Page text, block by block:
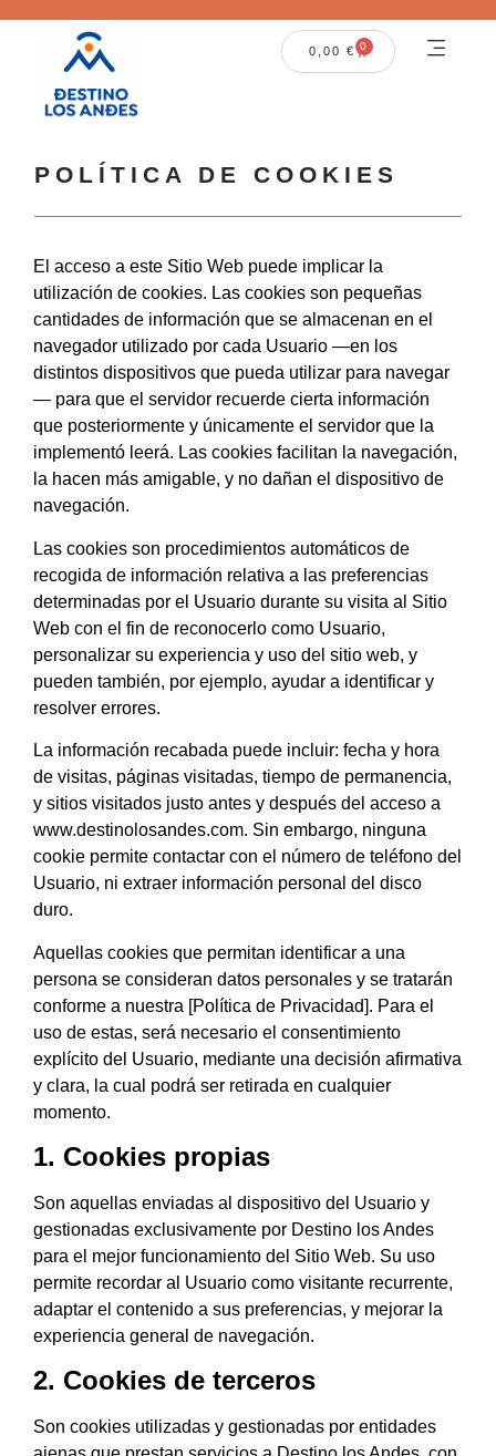
0,00€ 0
POLÍTICA DE COOKIES
El acceso a este Sitio Web puede implicar la
utilización de cookies. Las cookies son pequeñas
cantidades de información que se almacenan en el
navegador utilizado por cada Usuario —en los
distintos dispositivos que pueda utilizar para navegar
— para que el servidor recuerde cierta información
que posteriormente y únicamente el servidor que la
implementó leerá. Las cookies facilitan la navegación,
la hacen más amigable, y no dañan el dispositivo de
navegación.
Las cookies son procedimientos automáticos de
recogida de información relativa a las preferencias
determinadas por el Usuario durante su visita al Sitio
Web con el fin de reconocerlo como Usuario,
personalizar su experiencia y uso del sitio web, y
pueden también, por ejemplo, ayudar a identificar y
resolver errores.
La información recabada puede incluir: fecha y hora
de visitas, páginas visitadas, tiempo de permanencia,
y sitios visitados justo antes y después del acceso a
www.destinolosandes.com. Sin embargo, ninguna
cookie permite contactar con el número de teléfono del
Usuario, ni extraer información personal del disco
duro.
Aquellas cookies que permitan identificar a una
persona se consideran datos personales y se tratarán
conforme a nuestra [Política de Privacidad]. Para el
uso de estas, será necesario el consentimiento
explícito del Usuario, mediante una decisión afirmativa
y clara, la cual podrá ser retirada en cualquier
momento.
1. Cookies propias
Son aquellas enviadas al dispositivo del Usuario y
gestionadas exclusivamente por Destino los Andes
para el mejor funcionamiento del Sitio Web. Su uso
permite recordar al Usuario como visitante recurrente,
adaptar el contenido a sus preferencias, y mejorar la
experiencia general de navegación.
2. Cookies de terceros
Son cookies utilizadas y gestionadas por entidades